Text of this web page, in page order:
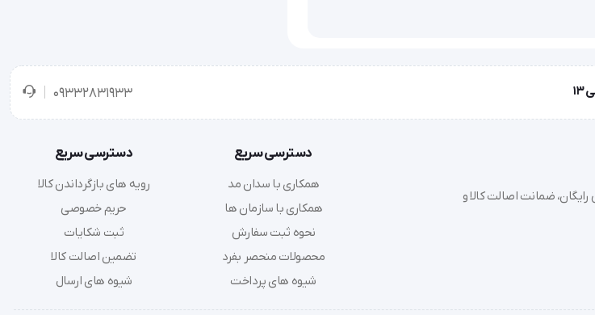
09332831933
از 7000 کالای اصل، مشاوره تخصصی رایگان، ضمانت اصالت کالا و
دسترسی سریع
همکاری با سدان مد
همکاری با سازمان ها
نحوه ثبت سفارش
محصولات منحصر بفرد
شیوه های پرداخت
دسترسی سریع
رویه های بازگرداندن کالا
حریم خصوصی
ثبت شکایات
تضمین اصالت کالا
شیوه های ارسال